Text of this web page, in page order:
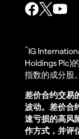
^IG
Holdings Plc)
指数的成分股。
差价合约交易
波动。差价合
速亏损的高风
作方式，并评